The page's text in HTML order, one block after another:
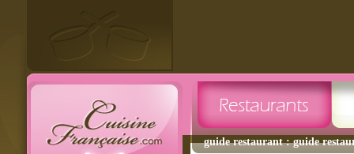
guide restaurant : guide